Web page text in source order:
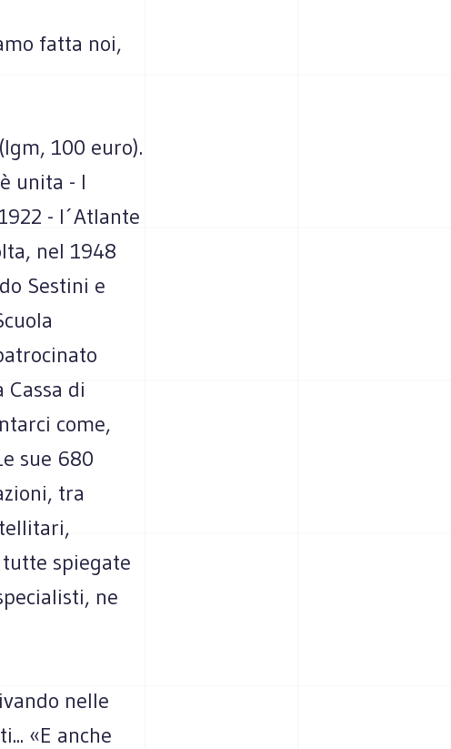
fatta noi,
100 euro).
unita - l
- l´Atlante
nel 1948
Sestini e
di
come,
sue 680
tra
spiegate
ne
nelle
«E anche